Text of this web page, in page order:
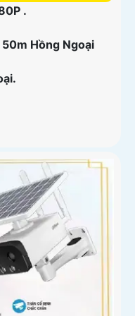
.
Hồng Ngoại